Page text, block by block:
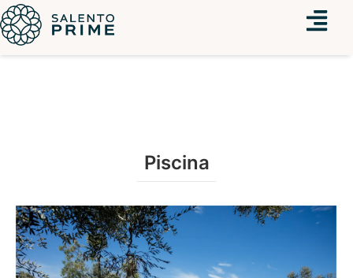
Menu
Piscina